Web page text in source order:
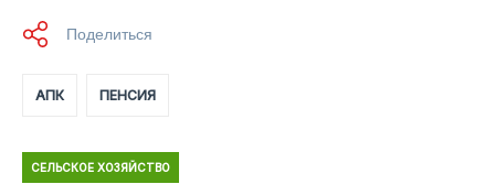
АПК ПЕНСИЯ
СЕЛЬСКОЕ ХОЗЯЙСТВО